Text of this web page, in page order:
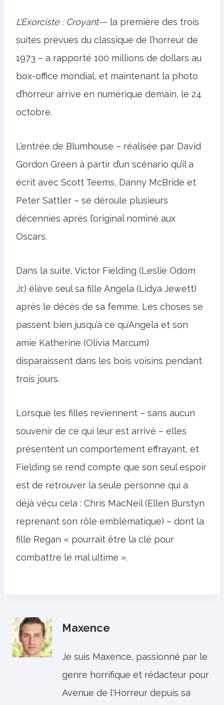
L’Exorciste : Croyant-– la première des trois
suites prévues du classique de l’horreur de
1973 – a rapporté 100 millions de dollars au
box-office mondial, et maintenant la photo
d’horreur arrive en numérique demain, le 24
octobre.
L’entrée de Blumhouse – réalisée par David
Gordon Green à partir d’un scénario qu’il a
écrit avec Scott Teems, Danny McBride et
Peter Sattler – se déroule plusieurs
décennies après l’original nominé aux
Oscars.
Dans la suite, Victor Fielding (Leslie Odom
Jr.) élève seul sa fille Angela (Lidya Jewett)
après le décès de sa femme. Les choses se
passent bien jusqu’à ce qu’Angela et son
amie Katherine (Olivia Marcum)
disparaissent dans les bois voisins pendant
trois jours.
Lorsque les filles reviennent – ​​sans aucun
souvenir de ce qui leur est arrivé – elles
présentent un comportement effrayant, et
Fielding se rend compte que son seul espoir
est de retrouver la seule personne qui a
déjà vécu cela : Chris MacNeil (Ellen Burstyn
reprenant son rôle emblématique) – dont la
fille Regan « pourrait être la clé pour
combattre le mal ultime ».
Maxence
Je suis Maxence, passionné par le
genre horrifique et rédacteur pour
Avenue de l'Horreur depuis sa